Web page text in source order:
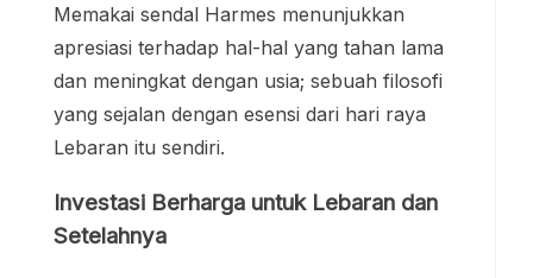
Memakai sendal Harmes menunjukkan
apresiasi terhadap hal-hal yang tahan lama
dan meningkat dengan usia; sebuah filosofi
yang sejalan dengan esensi dari hari raya
Lebaran itu sendiri.
Investasi Berharga untuk Lebaran dan
Setelahnya